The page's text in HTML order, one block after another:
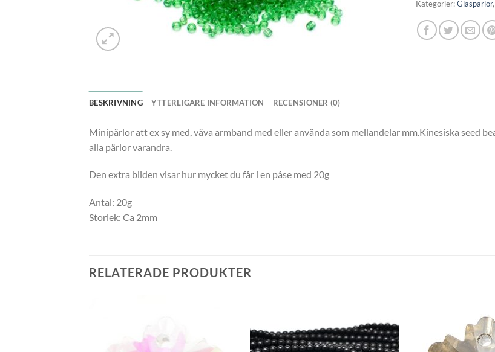
Kategorier:Glaspärlor,
BESKRIVNING YTTERLIGARE INFORMATION RECENSIONER (0)
Minipärlor att ex sy med, väva armband med eller använda som mellandelar mm.Kinesiska seed
alla pärlor varandra.
Den extra bilden visar hur mycket du får i en påse med 20g
Antal: 20g
Storlek: Ca 2mm
RELATERADE PRODUKTER